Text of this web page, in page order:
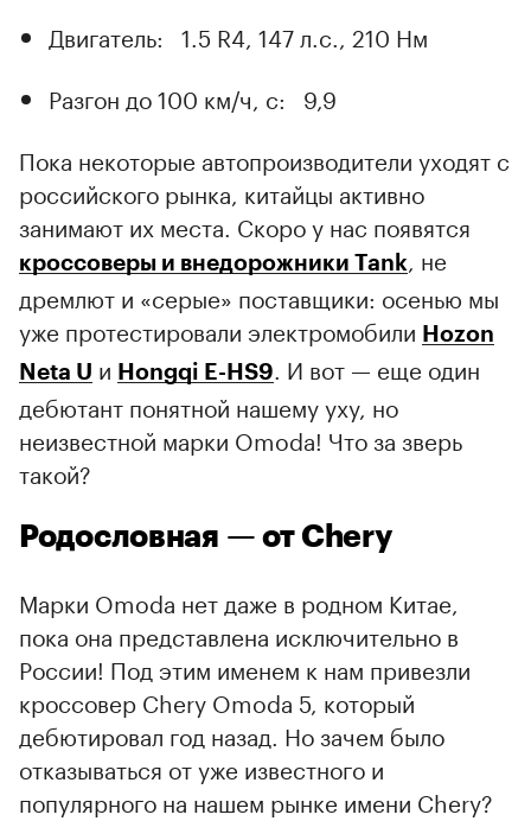
Двигатель: 1.5 R4, 147 л.с., 210 Нм
Разгон до 100 км/ч, с: 9,9
Пока некоторые автопроизводители уходят с
российского рынка, китайцы активно
занимают их места. Скоро у нас появятся
кроссоверы и внедорожники Tank, не
дремлют и «серые» поставщики: осенью мы
уже протестировали электромобили Hozon
Neta U и Hongqi E-HS9. И вот — еще один
дебютант понятной нашему уху, но
неизвестной марки Omoda! Что за зверь
такой?
00:00 / 00:00
Родословная — от Chery
Марки Omoda нет даже в родном Китае,
пока она представлена исключительно в
России! Под этим именем к нам привезли
кроссовер Chery Omoda 5, который
дебютировал год назад. Но зачем было
отказываться от уже известного и
популярного на нашем рынке имени Chery?